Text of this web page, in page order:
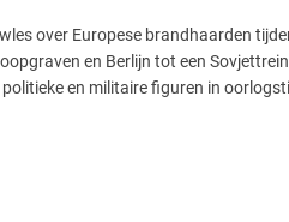
over Europese brandhaarden
en Berlijn tot een
en militaire figuren in